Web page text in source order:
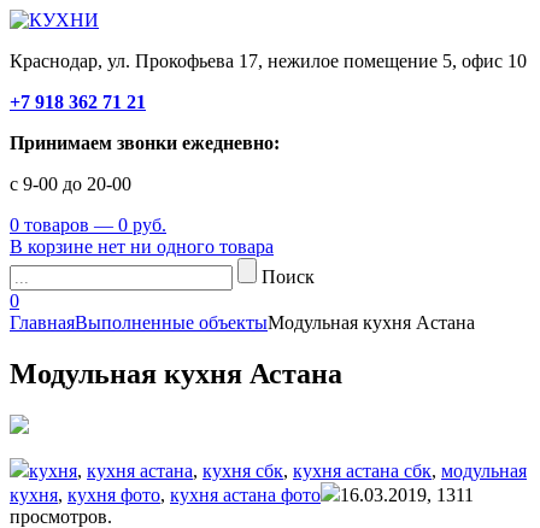
Краснодар, ул. Прокофьева 17, нежилое помещение 5, офис 10
+7 918 362 71 21
Принимаем звонки ежедневно:
с 9-00 до 20-00
0 товаров — 0 руб.
В корзине нет ни одного товара
Поиск
0
ГлавнаяВыполненные объектыМодульная кухня Астана
Модульная кухня Астана
кухня, кухня астана, кухня сбк, кухня астана сбк, модульная
кухня, кухня фото, кухня астана фото 16.03.2019, 1311
просмотров.